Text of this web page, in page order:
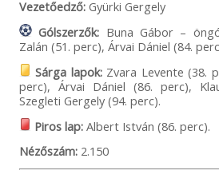
Vezetőedző:Gyürki Gergely
Gólszerzők: Buna Gábor –
Zalán (51. perc), Árvai Dániel (84.
Sárga lapok:Zvara Levente (38.
perc), Árvai Dániel (86. perc),
Szegleti Gergely (94. perc).
Piros lap:Albert István (86. perc).
Nézőszám:2.150